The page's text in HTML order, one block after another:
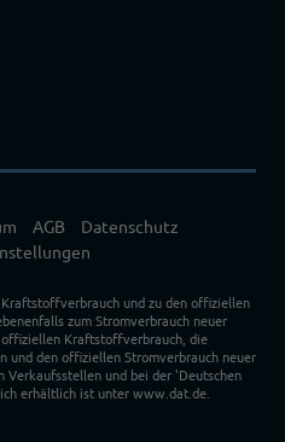
AGB
Datenschutz
und zu den offiziellen
zum Stromverbrauch neuer
offiziellen Kraftstoffverbrauch, die
und den offiziellen Stromverbrauch neuer
Verkaufsstellen und bei der 'Deutschen
erhältlich ist unter www.dat.de.